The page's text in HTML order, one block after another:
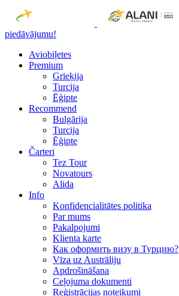
piedāvājumu!
Aviobiļetes
Premium
Grieķija
Turcija
Ēģipte
Recommend
Bulgārija
Turcija
Ēģipte
Čarteri
Tez Tour
Novatours
Alida
Info
Konfidencialitātes politika
Par mums
Рakalpojumi
Klienta karte
Как оформить визу в Турцию?
Vīza uz Austrāliju
Apdrošināšana
Ceļojuma dokumenti
Reģistrācijas noteikumi